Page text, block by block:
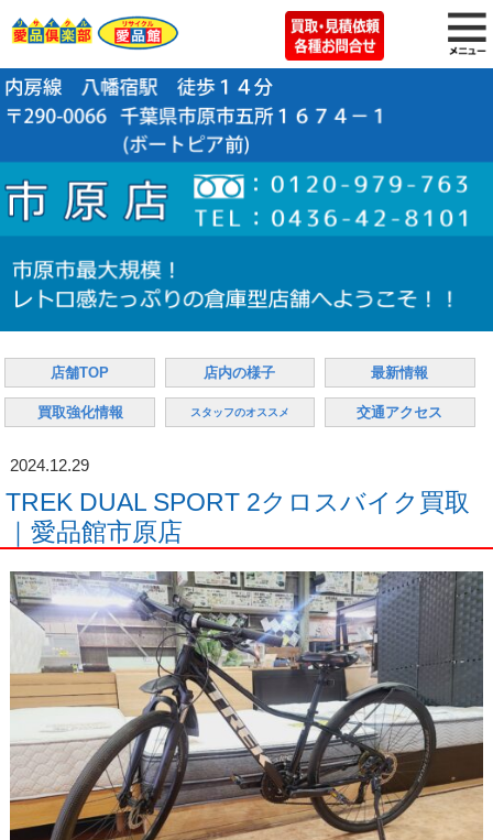
店舗TOP 店内の様子 最新情報
買取強化情報 スタッフのオススメ 交通アクセス
2024.12.29
TREK DUAL SPORT 2クロスバイク買取
｜愛品館市原店